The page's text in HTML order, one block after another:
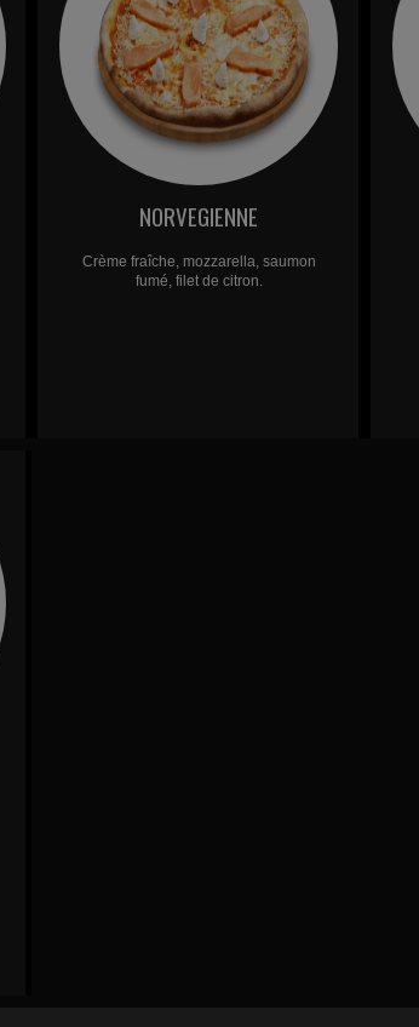
NORVEGIENNE
Crème fraîche, mozzarella, saumon
fumé, filet de citron.